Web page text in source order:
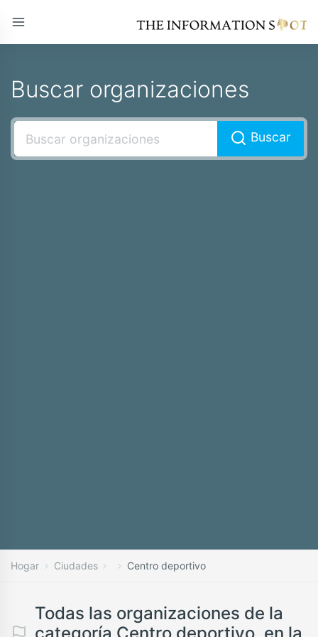
Buscar organizaciones
Buscar
Hogar Ciudades Centro deportivo
Todas las organizaciones de la